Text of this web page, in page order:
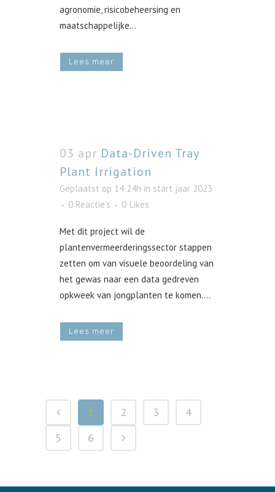
agronomie, risicobeheersing en
maatschappelijke...
Lees meer
03 apr Data-Driven Tray
Plant Irrigation
Geplaatst op 14:24h in start jaar 2023
0 Reactie's
0 Likes
Met dit project wil de
plantenvermeerderingssector stappen
zetten om van visuele beoordeling van
het gewas naar een data gedreven
opkweek van jongplanten te komen....
Lees meer
1 2 3
4
5
6